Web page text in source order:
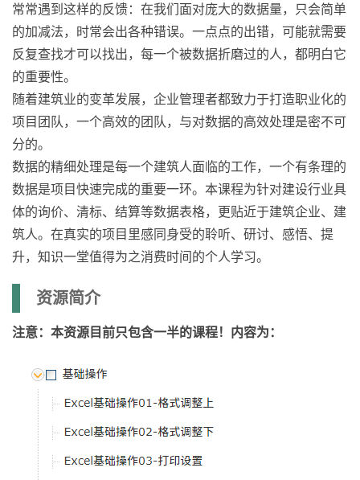
常常遇到这样的反馈：在我们面对庞大的数据量，只会简单
的加减法，时常会出各种错误。一点点的出错，可能就需要
反复查找才可以找出，每一个被数据折磨过的人，都明白它
的重要性。
随着建筑业的变革发展，企业管理者都致力于打造职业化的
项目团队，一个高效的团队，与对数据的高效处理是密不可
分的。
数据的精细处理是每一个建筑人面临的工作，一个有条理的
数据是项目快速完成的重要一环。本课程为针对建设行业具
体的询价、清标、结算等数据表格，更贴近于建筑企业、建
筑人。在真实的项目里感同身受的聆听、研讨、感悟、提
升，知识一堂值得为之消费时间的个人学习。
资源简介
注意：本资源目前只包含一半的课程！内容为：